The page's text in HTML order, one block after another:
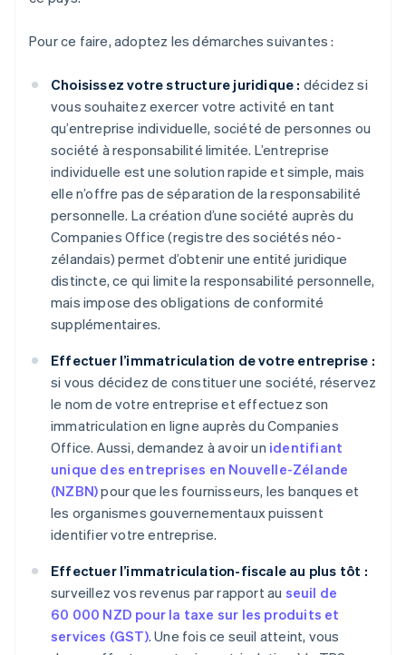
Pour ce faire, adoptez les démarches suivantes :
Choisissez votre structure juridique : décidez si
vous souhaitez exercer votre activité en tant
qu’entreprise individuelle, société de personnes ou
société à responsabilité limitée. L’entreprise
individuelle est une solution rapide et simple, mais
elle n’offre pas de séparation de la responsabilité
personnelle. La création d’une société auprès du
Companies Office (registre des sociétés néo-
zélandais) permet d’obtenir une entité juridique
distincte, ce qui limite la responsabilité personnelle,
mais impose des obligations de conformité
supplémentaires.
Effectuer l’immatriculation de votre entreprise :
si vous décidez de constituer une société, réservez
le nom de votre entreprise et effectuez son
immatriculation en ligne auprès du Companies
Office. Aussi, demandez à avoir un identifiant
unique des entreprises en Nouvelle-Zélande
(NZBN)pour que les fournisseurs, les banques et
les organismes gouvernementaux puissent
identifier votre entreprise.
Effectuer l’immatriculation-fiscale au plus tôt :
surveillez vos revenus par rapport au seuil de
60 000 NZD pour la taxe sur les produits et
services (GST). Une fois ce seuil atteint, vous